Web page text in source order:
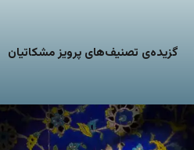
گزیده‌ی تصنیف‌های پرویز مشکاتیان